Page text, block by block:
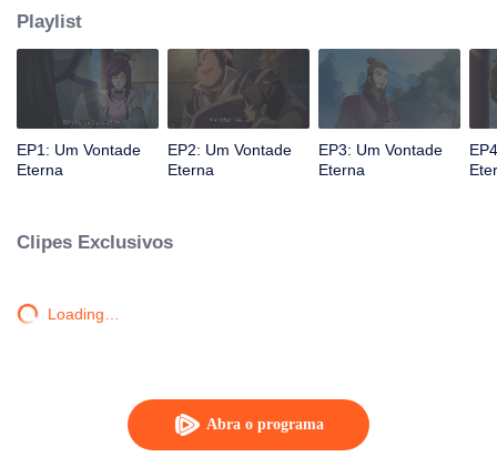
Abra o programa
tramas divertidas. Venha assistir para encher seu verão de alegria.
Playlist
EP1: Um Vontade
Eterna
EP2: Um Vontade
Eterna
EP3: Um Vontade
Eterna
Clipes Exclusivos
Loading…